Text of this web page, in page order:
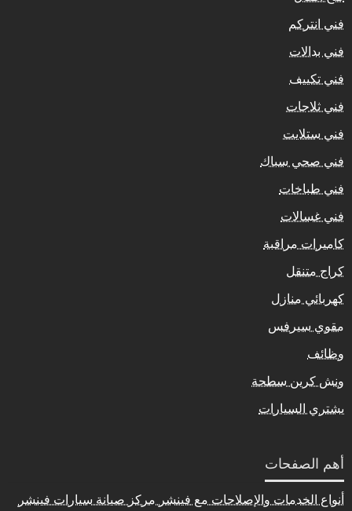
فني انتركم
فني بدالات
فني تكييف
فني ثلاجات
فني ستلايت
فني صحي سباك
فني طباخات
فني غسالات
كاميرات مراقبة
كراج متنقل
كهربائي منازل
مقوي سيرفس
وظائف
ونش كرين سطحة
يشتري السيارات
أهم الصفحات
أنواع الخدمات والإصلاحات مع فينشر مركز صيانة سيارات فينشر